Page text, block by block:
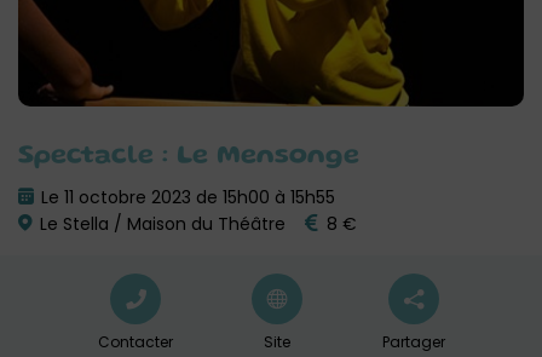
Spectacle : Le Mensonge
Le 11 octobre 2023 de 15h00 à 15h55
Le Stella / Maison du Théâtre
8 €
Contacter Site Partager